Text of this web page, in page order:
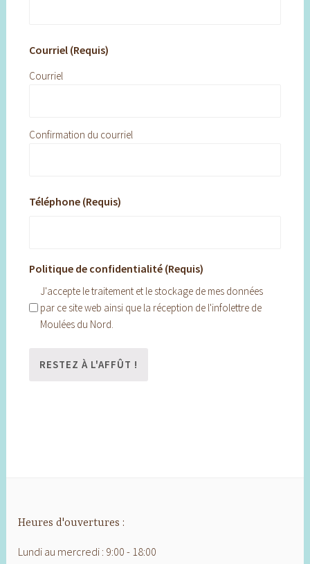
Courriel (Requis)
Courriel
Confirmation du courriel
Téléphone (Requis)
Politique de confidentialité (Requis)
J'accepte le traitement et le stockage de mes données
par ce site web ainsi que la réception de l'infolettre de
Moulées du Nord.
Heures d'ouvertures :
Lundi au mercredi : 9:00 - 18:00